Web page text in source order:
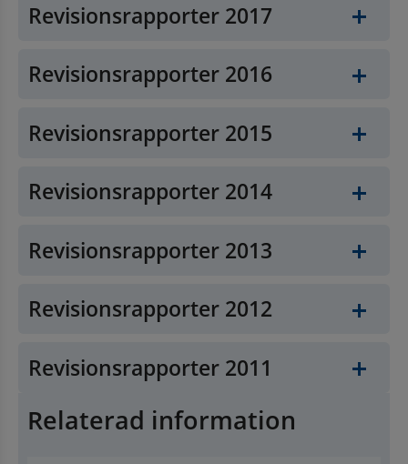
Revisionsrapporter 2017
Revisionsrapporter 2016
Revisionsrapporter 2015
Revisionsrapporter 2014
Revisionsrapporter 2013
Revisionsrapporter 2012
Revisionsrapporter 2011
Relaterad information